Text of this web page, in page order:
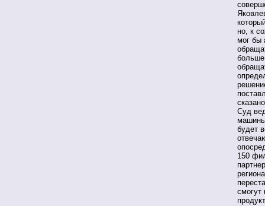
но, к
мог бы
Суд
будет
150
смогут